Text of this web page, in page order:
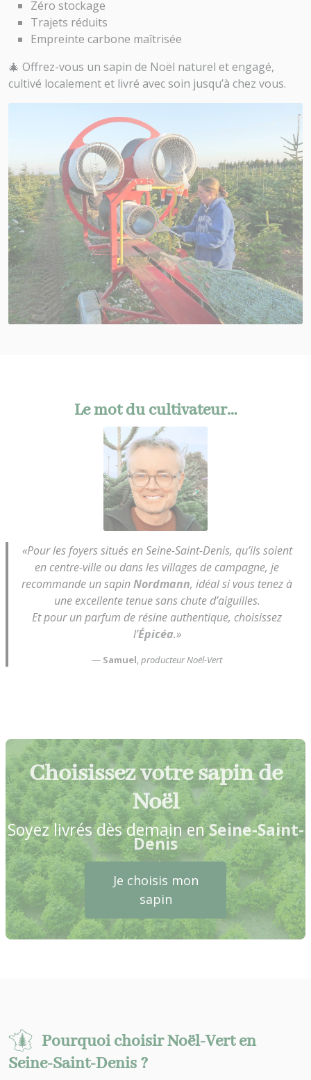
Zéro stockage
Trajets réduits
Empreinte carbone maîtrisée
🎄 Offrez-vous un sapin de Noël naturel et engagé,
cultivé localement et livré avec soin jusqu’à chez vous.
Le mot du cultivateur…
«Pour les foyers situés en Seine-Saint-Denis, qu’ils soient
en centre-ville ou dans les villages de campagne, je
recommande un sapinNordmann, idéal si vous tenez à
une excellente tenue sans chute d’aiguilles.
Et pour un parfum de résine authentique, choisissez
l’Épicéa.»
— Samuel,producteur Noël-Vert
Choisissez votre sapin de
Noël
Soyez livrés dès demain enSeine-Saint-
Denis
Je choisis mon
sapin
Pourquoi choisir Noël-Vert en
Seine-Saint-Denis ?